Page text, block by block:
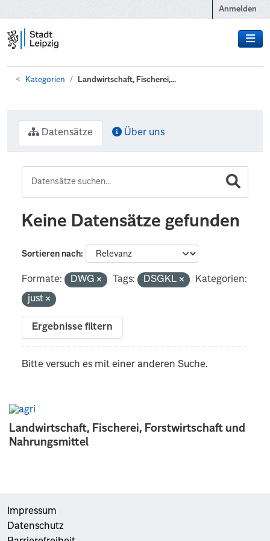
Anmelden
Kategorien Landwirtschaft, Fischerei,...
Landwirtschaft, Fischerei, Forstwirtschaft und
Nahrungsmittel
Datensätze Über uns
Keine Datensätze gefunden
Sortieren nach
Formate: DWG Tags: DSGKL
Kategorien:
just
Ergebnisse filtern
Bitte versuch es mit einer anderen Suche.
Impressum
Datenschutz